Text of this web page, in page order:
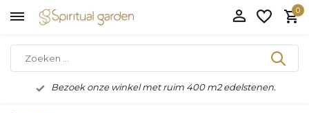
0
Bezoek onze winkel met ruim 400 m2 edelstenen.